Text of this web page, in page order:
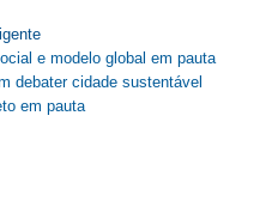
e modelo global em pauta
debater cidade sustentável
em pauta